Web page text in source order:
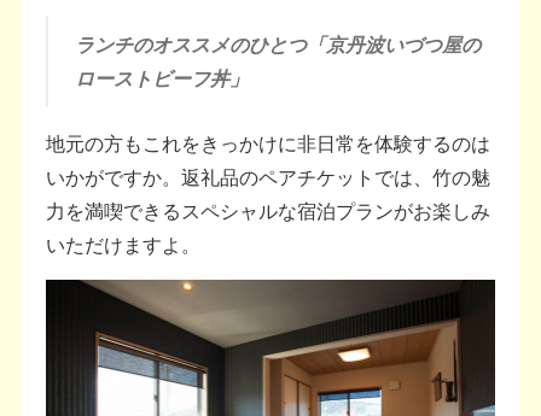
ランチのオススメのひとつ「京丹波いづつ屋の
ローストビーフ丼」
地元の方もこれをきっかけに非日常を体験するのは
いかがですか。返礼品のペアチケットでは、竹の魅
力を満喫できるスペシャルな宿泊プランがお楽しみ
いただけますよ。